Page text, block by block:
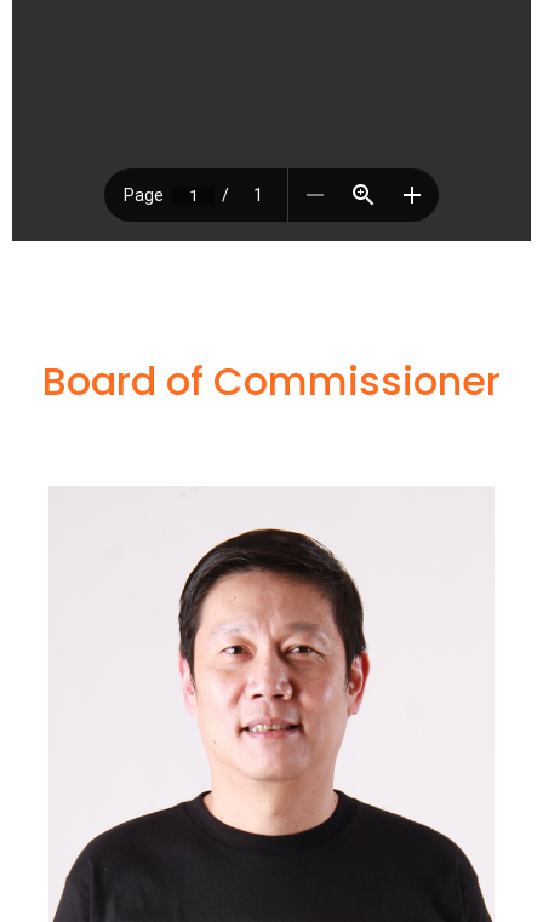
Board of Commissioner